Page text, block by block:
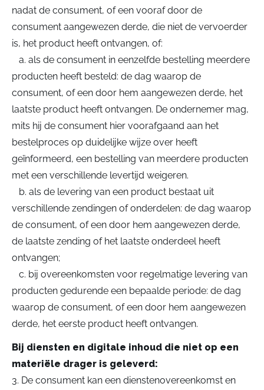
nadat de consument, of een vooraf door de
consument aangewezen derde, die niet de vervoerder
is, het product heeft ontvangen, of:
a. als de consument in eenzelfde bestelling meerdere
producten heeft besteld: de dag waarop de
consument, of een door hem aangewezen derde, het
laatste product heeft ontvangen. De ondernemer mag,
mits hij de consument hier voorafgaand aan het
bestelproces op duidelijke wijze over heeft
geïnformeerd, een bestelling van meerdere producten
met een verschillende levertijd weigeren.
b. als de levering van een product bestaat uit
verschillende zendingen of onderdelen: de dag waarop
de consument, of een door hem aangewezen derde,
de laatste zending of het laatste onderdeel heeft
ontvangen;
c. bij overeenkomsten voor regelmatige levering van
producten gedurende een bepaalde periode: de dag
waarop de consument, of een door hem aangewezen
derde, het eerste product heeft ontvangen.
Bij diensten en digitale inhoud die niet op een
materiële drager is geleverd:
3. De consument kan een dienstenovereenkomst en